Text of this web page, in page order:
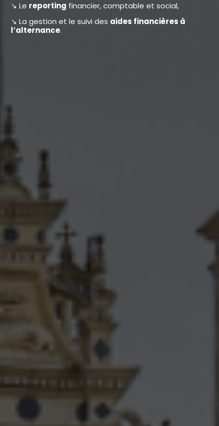
↘️ Le reporting financier, comptable et social,
↘️ La gestion et le suivi des aides financières à
l’alternance.